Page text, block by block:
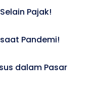
Pajak!
Pandemi!
dalam Pasar